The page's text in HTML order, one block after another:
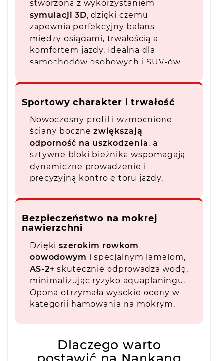
stworzona z wykorzystaniem
symulacji 3D, dzięki czemu
zapewnia perfekcyjny balans
między osiągami, trwałością a
komfortem jazdy. Idealna dla
samochodów osobowych i SUV-ów.
Sportowy charakter i trwałość
Nowoczesny profil i wzmocnione
ściany boczne zwiększają
odporność na uszkodzenia, a
sztywne bloki bieżnika wspomagają
dynamiczne prowadzenie i
precyzyjną kontrolę toru jazdy.
Bezpieczeństwo na mokrej
nawierzchni
Dzięki szerokim rowkom
obwodowym i specjalnym lamelom,
AS-2+ skutecznie odprowadza wodę,
minimalizując ryzyko aquaplaningu.
Opona otrzymała wysokie oceny w
kategorii hamowania na mokrym.
Dlaczego warto
postawić na Nankang